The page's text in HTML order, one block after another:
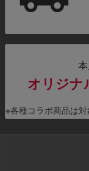
オリジナ
※各種コラボ商品は対